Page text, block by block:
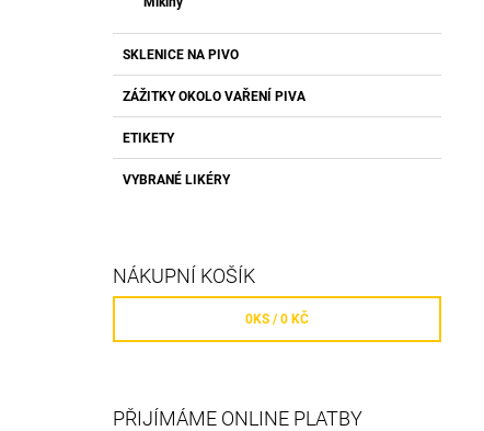
SKLENICE NA PIVO
ZÁŽITKY OKOLO VAŘENÍ PIVA
ETIKETY
VYBRANÉ LIKÉRY
NÁKUPNÍ KOŠÍK
0KS /0 KČ
PŘIJÍMÁME ONLINE PLATBY